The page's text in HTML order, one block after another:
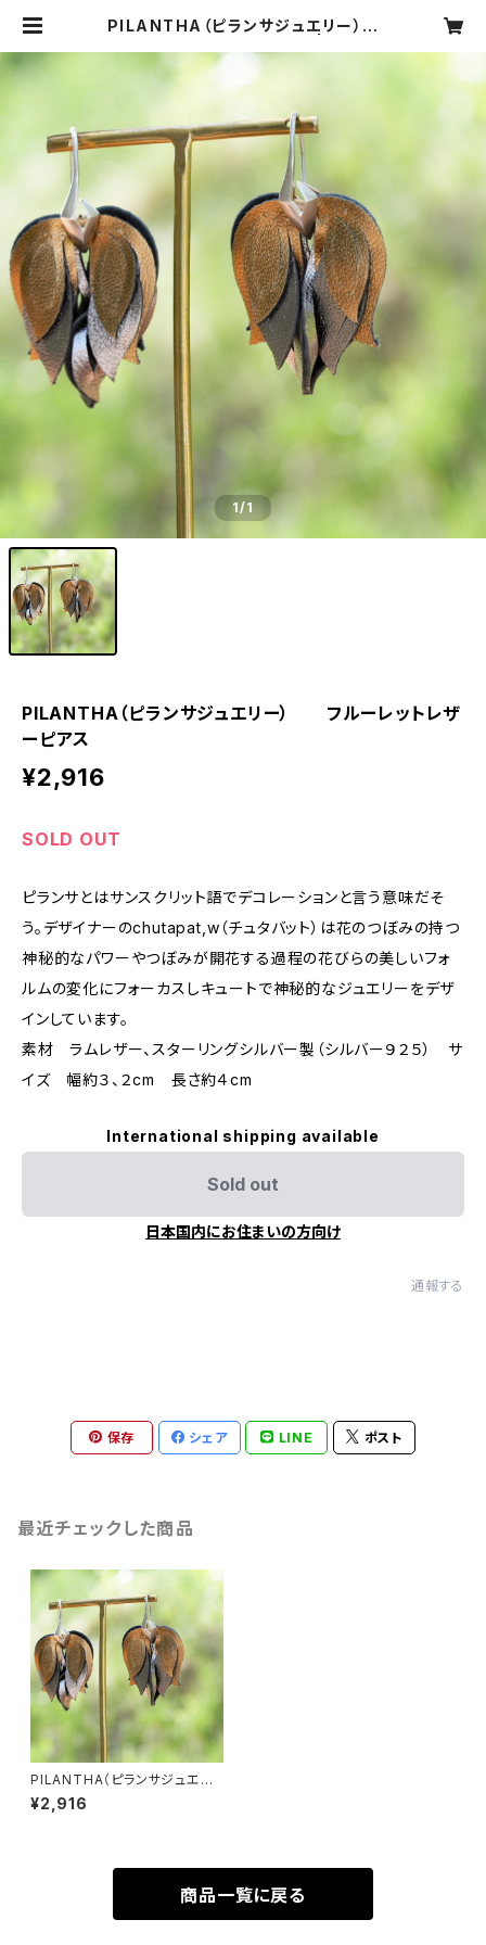
PILANTHA（ピランサジュエリー）
IER MIKI
1/1
PILANTHA（ピランサジュエリー） フルーレットレザ
ーピアス
¥2,916
SOLD OUT
ピランサとはサンスクリット語でデコレーションと言う意味だそ
う。デザイナーのchutapat,w（チュタバット）は花のつぼみの持つ
神秘的なパワーやつぼみが開花する過程の花びらの美しいフォ
ルムの変化にフォーカスしキュートで神秘的なジュエリーをデザ
インしています。
素材 ラムレザー、スターリングシルバー製（シルバー９２５） サ
イズ 幅約３、２cm 長さ約４cm
International shipping available
Sold out
日本国内にお住まいの方向け
通報する
保存 シェア LINE ポスト
最近チェックした商品
PILANTHA（ピランサジュエリ
ー） フルーレットレザーピア
ス
¥2,916
商品一覧に戻る